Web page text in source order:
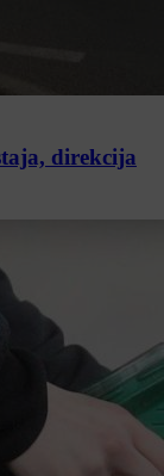
direkcija